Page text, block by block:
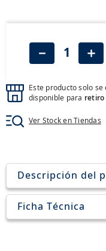
＋
－
Este producto solo se
disponible para retiro
Ver Stock en Tiendas
Descripción del
Ficha Técnica
neumáticos 235